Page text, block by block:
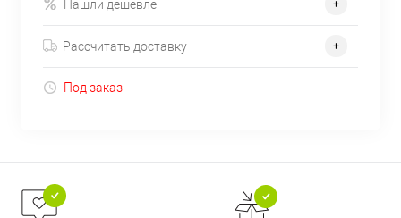
Нашли дешевле
Рассчитать доставку
Под заказ